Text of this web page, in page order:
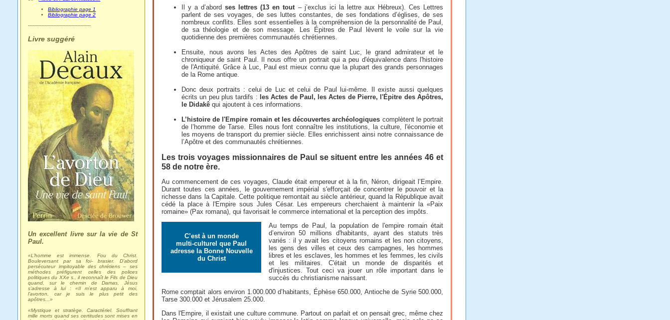
Bibliographie page 1
Bibliographie page 2
------------------------------------------
Livre suggéré
Un excellent livre sur la vie de St
Paul.
«L’homme est immense. Fou du Christ.
Bouleversant par sa foi- brasier. D’abord
persécuteur impitoyable des chrétiens – ses
méthodes préfigurent celles des polices
politiques du XXe s., il reconnaît le Fils de Dieu
quand, sur le chemin de Damas, Jésus
s’adresse à lui : «Il m’est apparu à moi,
l’avorton, car je suis le plus petit des
apôtres...»
«Mystique et stratège. Caractériel. Souffrant
mille morts quand ses certitudes sont mises en
Il y a d’abordses lettres (13 en tout– j’exclus ici la lettre aux Hébreux). Ces Lettres
parlent de ses voyages, de ses luttes constantes, de ses fondations d’églises, de ses
nombreux conflits. Elles sont essentielles à la compréhension de la personnalité de Paul,
de sa théologie et de son message. Les Épitres de Paul lèvent le voile sur la vie
quotidienne des premières communautés chrétiennes.
Ensuite, nous avons les Actes des Apôtres de saint Luc, le grand admirateur et le
chroniqueur de saint Paul. Il nous offre un portrait qui a peu d'équivalence dans l'histoire
de l'Antiquité. Grâce à Luc, Paul est mieux connu que la plupart des grands personnages
de la Rome antique.
Donc deux portraits : celui de Luc et celui de Paul lui-même. Il existe aussi quelques
écrits un peu plus tardifs : les Actes de Paul, les Actes de Pierre, l'Épitre des Apôtres,
le Didakê qui ajoutent à ces informations.
L’histoire de l'Empire romain et les découvertes archéologiques complètent le portrait
de l’homme de Tarse. Elles nous font connaître les institutions, la culture, l'économie et
les moyens de transport du premier siècle. Elles enrichissent ainsi notre connaissance de
l’Apôtre et des communautés chrétiennes.
Les trois voyages missionnaires de Paul se situent entre les années 46 et
58 de notre ère.
Au commencement de ces voyages, Claude était empereur et à la fin, Néron, dirigeait l’Empire.
Durant toutes ces années, le gouvernement impérial s'efforçait de concentrer le pouvoir et la
richesse dans la Capitale. Cette politique remontait au siècle antérieur, quand la République avait
cédé la place à l'Empire sous Jules César. Les empereurs cherchaient à maintenir la «Paix
romaine» (Pax romana), qui favorisait le commerce international et la perception des impôts.
C’est à un monde
multi-culturel que Paul
adresse la Bonne Nouvelle
du Christ
Au temps de Paul, la population de l'empire romain était
d’environ 50 millions d'habitants, ayant des statuts très
variés : il y avait les citoyens romains et les non citoyens,
les gens des villes et ceux des campagnes, les hommes
libres et les esclaves, les hommes et les femmes, les civils
et les militaires. C'était un monde de disparités et
d'injustices. Tout ceci va jouer un rôle important dans le
succès du christianisme naissant.
Rome comptait alors environ 1.000.000 d’habitants, Éphèse 650.000, Antioche de Syrie 500.000,
Tarse 300.000 et Jérusalem 25.000.
Dans l'Empire, il existait une culture commune. Partout on parlait et on pensait grec, même chez